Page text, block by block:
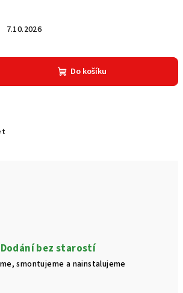
7.10.2026
Do košíku
Dodání bez starostí
smontujeme a nainstalujeme